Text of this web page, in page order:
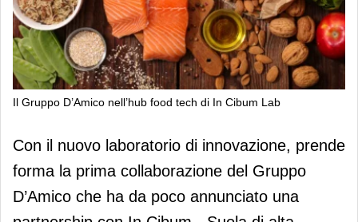
Il Gruppo D’Amico nell’hub food tech di In Cibum Lab
Il Gruppo D’Amico nell’hub food tech
di In Cibum Lab
Con il nuovo laboratorio di innovazione, prende
forma la prima collaborazione del Gruppo
D’Amico che ha da poco annunciato una